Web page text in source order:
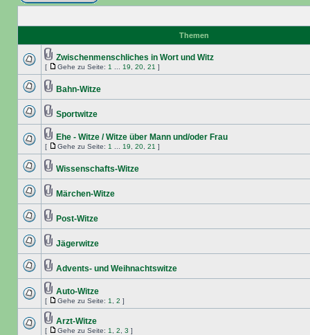
Themen
Zwischenmenschliches in Wort und Witz
[ Gehe zu Seite: 1 19 20 21 ]
Bahn-Witze
Sportwitze
Ehe - Witze / Witze über Mann und/oder Frau
[ Gehe zu Seite: 1 19 20 21 ]
Wissenschafts-Witze
Märchen-Witze
Post-Witze
Jägerwitze
Advents- und Weihnachtswitze
Auto-Witze
[ Gehe zu Seite: 1 2 ]
Arzt-Witze
[ Gehe zu Seite: 1 2 3 ]